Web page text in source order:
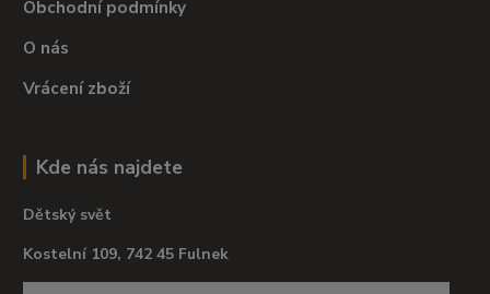
Obchodní podmínky
O nás
Vrácení zboží
Kde nás najdete
Dětský svět
Kostelní 109, 742 45 Fulnek